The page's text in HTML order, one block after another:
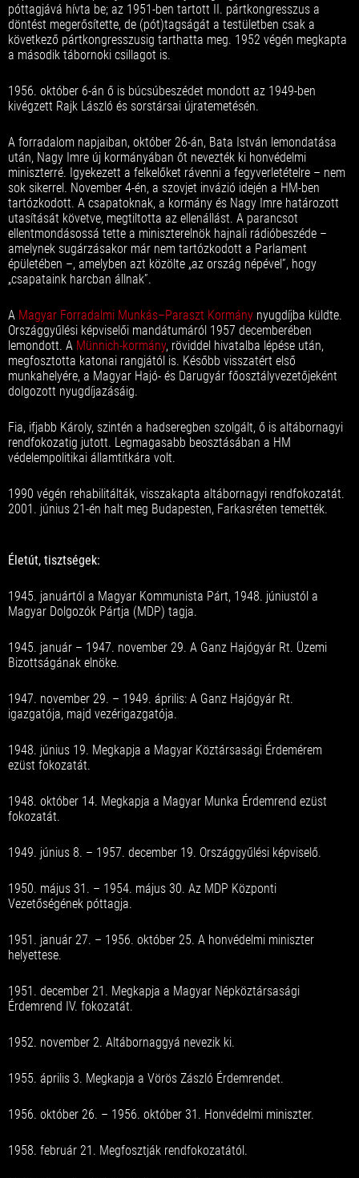
póttagjává hívta be; az 1951-ben tartott II. pártkongresszus a
döntést megerősítette, de (pót)tagságát a testületben csak a
következő pártkongresszusig tarthatta meg. 1952 végén megkapta
a második tábornoki csillagot is.
1956. október 6-án ő is búcsúbeszédet mondott az 1949-ben
kivégzett Rajk László és sorstársai újratemetésén.
A forradalom napjaiban, október 26-án, Bata István lemondatása
után, Nagy Imre új kormányában őt nevezték ki honvédelmi
miniszterré. Igyekezett a felkelőket rávenni a fegyverletételre – nem
sok sikerrel. November 4-én, a szovjet invázió idején a HM-ben
tartózkodott. A csapatoknak, a kormány és Nagy Imre határozott
utasítását követve, megtiltotta az ellenállást. A parancsot
ellentmondásossá tette a miniszterelnök hajnali rádióbeszéde –
amelynek sugárzásakor már nem tartózkodott a Parlament
épületében –, amelyben azt közölte „az ország népével”, hogy
„csapataink harcban állnak”.
A Magyar Forradalmi Munkás–Paraszt Kormány nyugdíjba küldte.
Országgyűlési képviselői mandátumáról 1957 decemberében
lemondott. A Münnich-kormány, röviddel hivatalba lépése után,
megfosztotta katonai rangjától is. Később visszatért első
munkahelyére, a Magyar Hajó- és Darugyár főosztályvezetőjeként
dolgozott nyugdíjazásáig.
Fia, ifjabb Károly, szintén a hadseregben szolgált, ő is altábornagyi
rendfokozatig jutott. Legmagasabb beosztásában a HM
védelempolitikai államtitkára volt.
1990 végén rehabilitálták, visszakapta altábornagyi rendfokozatát.
2001. június 21-én halt meg Budapesten, Farkasréten temették.
Életút, tisztségek:
1945. januártól a Magyar Kommunista Párt, 1948. júniustól a
Magyar Dolgozók Pártja (MDP) tagja.
1945. január – 1947. november 29. A Ganz Hajógyár Rt. Üzemi
Bizottságának elnöke.
1947. november 29. – 1949. április: A Ganz Hajógyár Rt.
igazgatója, majd vezérigazgatója.
1948. június 19. Megkapja a Magyar Köztársasági Érdemérem
ezüst fokozatát.
1948. október 14. Megkapja a Magyar Munka Érdemrend ezüst
fokozatát.
1949. június 8. – 1957. december 19. Országgyűlési képviselő.
1950. május 31. – 1954. május 30. Az MDP Központi
Vezetőségének póttagja.
1951. január 27. – 1956. október 25. A honvédelmi miniszter
helyettese.
1951. december 21. Megkapja a Magyar Népköztársasági
Érdemrend IV. fokozatát.
1952. november 2. Altábornaggyá nevezik ki.
1955. április 3. Megkapja a Vörös Zászló Érdemrendet.
1956. október 26. – 1956. október 31. Honvédelmi miniszter.
1958. február 21. Megfosztják rendfokozatától.